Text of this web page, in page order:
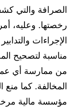
الصرافة والتي
رخصتها. وعليه،
الإجراءات
مناسبة لتصحيح
من ممارسة أي
المخالفة. كما
مؤسسة مالية